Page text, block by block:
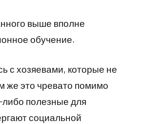
выше вполне
обучение.
с хозяевами, которые не
же это чревато помимо
полезные для
социальной